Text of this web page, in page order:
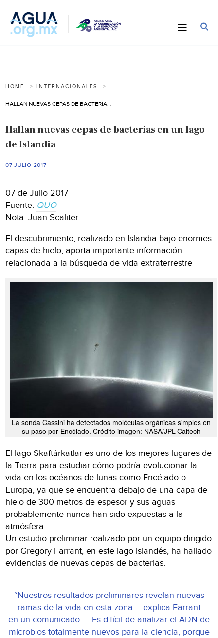
HOME INTERNACIONALES
Hallan nuevas cepas de bacterias en un lago
de Islandia
07 JULIO 2017
07 de Julio 2017
Fuente: QUO
Nota: Juan Scaliter
El descubrimiento, realizado en Islandia bajo enormes
capas de hielo, aporta importante información
relacionada a la búsqueda de vida extraterrestre
La sonda Cassini ha detectados moléculas orgánicas simples en
su paso por Encélado. Crédito imagen: NASA/JPL-Caltech
El lago Skaftárkatlar es uno de los mejores lugares de
la Tierra para estudiar cómo podría evolucionar la
vida en los océanos de lunas como Encélado o
Europa, ya que se encuentra debajo de una capa de
hielo de 300 metros de espesor y sus aguas
probablemente nunca han sido expuestas a la
atmósfera.
Un estudio preliminar realizado por un equipo dirigido
por Gregory Farrant, en este lago islandés, ha hallado
evidencias de nuevas cepas de bacterias.
“Nuestros resultados preliminares revelan nuevas
ramas de la vida en esta zona – explica Farrant
en un comunicado –. Es difícil de analizar el ADN de
microbios totalmente nuevos para la ciencia, porque